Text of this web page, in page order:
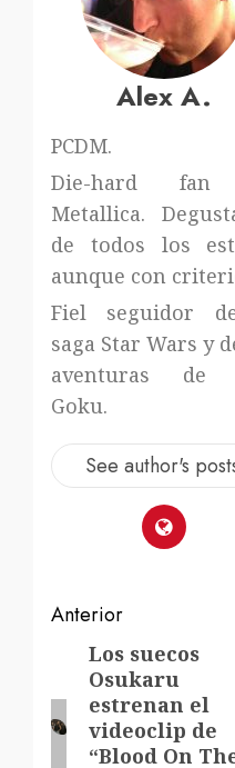
Alex A.
PCDM.
Die-hard
Metallica.
de todos los
aunque con
Fiel seguidor
saga Star Wars y
aventuras de
Goku.
See author's
Navegación
de
entradas
Anterior
Entrada
anterior:
Los suecos
Osukaru
estrenan el
videoclip de
“Blood On